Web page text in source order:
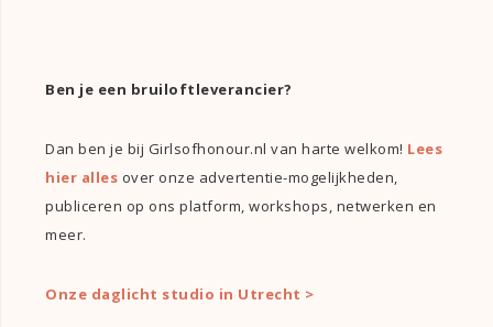
Ben je een bruiloftleverancier?
Dan ben je bij Girlsofhonour.nl van harte welkom! Lees
hier alles over onze advertentie-mogelijkheden,
publiceren op ons platform, workshops, netwerken en
meer.
Onze daglicht studio in Utrecht >